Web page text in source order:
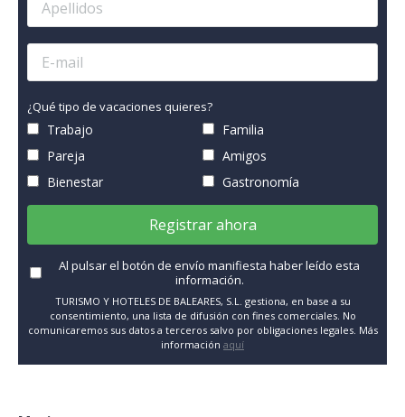
¿Qué tipo de vacaciones quieres?
Trabajo
Familia
Pareja
Amigos
Bienestar
Gastronomía
Registrar ahora
Al pulsar el botón de envío manifiesta haber leído esta
información.
TURISMO Y HOTELES DE BALEARES, S.L. gestiona, en base a su
consentimiento, una lista de difusión con fines comerciales. No
comunicaremos sus datos a terceros salvo por obligaciones legales. Más
información aquí